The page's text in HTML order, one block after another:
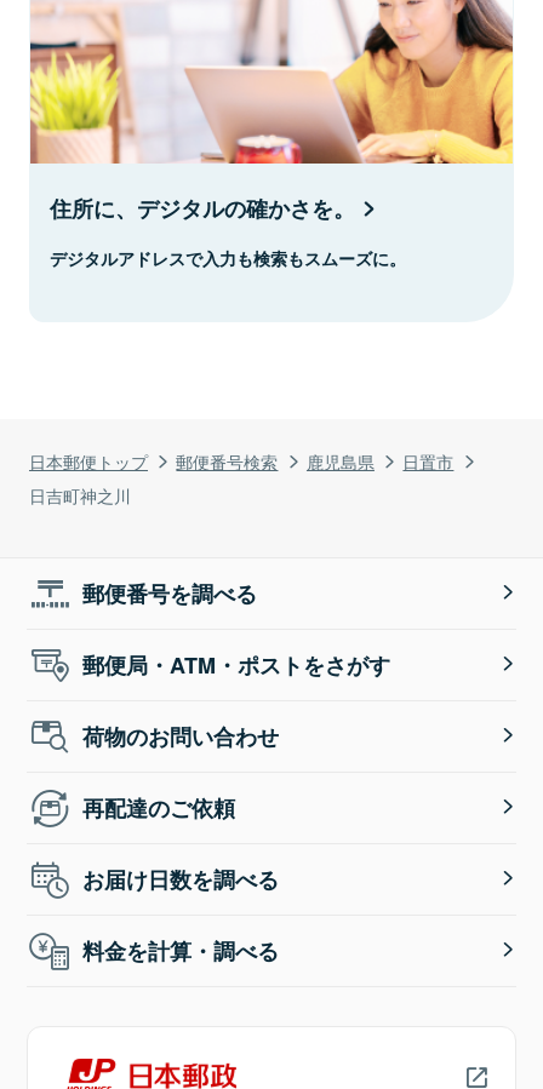
日本郵便トップ 郵便番号検索 鹿児島県
日置市
日吉町神之川
住所に、デジタルの確かさを。
デジタルアドレスで入力も検索もスムーズに。
郵便番号を調べる
郵便局・ATM・ポストをさがす
荷物のお問い合わせ
再配達のご依頼
お届け日数を調べる
料金を計算・調べる